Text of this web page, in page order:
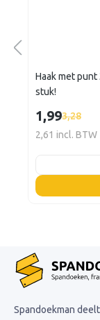
Haak met
stuk!
1,993,28
2,61 incl. BTW
Spandoekman